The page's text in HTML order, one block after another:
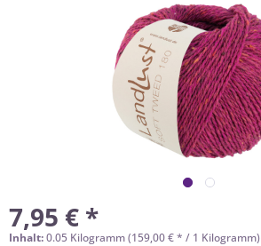
7,95 € *
Inhalt:0.05 Kilogramm (159,00 € * / 1 Kilogramm)